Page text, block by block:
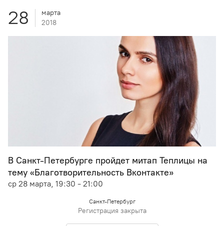
28
марта
2018
В Санкт-Петербурге пройдет митап Теплицы на
тему «Благотворительность Вконтакте»
ср 28 марта, 19:30 - 21:00
Санкт-Петербург
Регистрация закрыта